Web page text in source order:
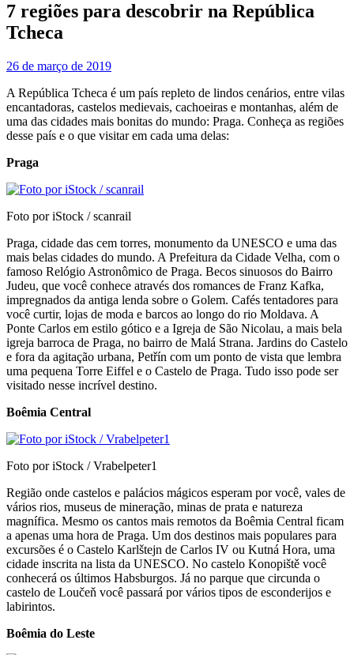
7 regiões para descobrir na República
Tcheca
26 de março de 2019
A República Tcheca é um país repleto de lindos cenários, entre vilas
encantadoras, castelos medievais, cachoeiras e montanhas, além de
uma das cidades mais bonitas do mundo: Praga. Conheça as regiões
desse país e o que visitar em cada uma delas:
Praga
Foto por iStock / scanrail
Praga, cidade das cem torres, monumento da UNESCO e uma das
mais belas cidades do mundo. A Prefeitura da Cidade Velha, com o
famoso Relógio Astronômico de Praga. Becos sinuosos do Bairro
Judeu, que você conhece através dos romances de Franz Kafka,
impregnados da antiga lenda sobre o Golem. Cafés tentadores para
você curtir, lojas de moda e barcos ao longo do rio Moldava. A
Ponte Carlos em estilo gótico e a Igreja de São Nicolau, a mais bela
igreja barroca de Praga, no bairro de Malá Strana. Jardins do Castelo
e fora da agitação urbana, Petřín com um ponto de vista que lembra
uma pequena Torre Eiffel e o Castelo de Praga. Tudo isso pode ser
visitado nesse incrível destino.
Boêmia Central
Foto por iStock / Vrabelpeter1
Região onde castelos e palácios mágicos esperam por você, vales de
vários rios, museus de mineração, minas de prata e natureza
magnífica. Mesmo os cantos mais remotos da Boêmia Central ficam
a apenas uma hora de Praga. Um dos destinos mais populares para
excursões é o Castelo Karlštejn de Carlos IV ou Kutná Hora, uma
cidade inscrita na lista da UNESCO. No castelo Konopiště você
conhecerá os últimos Habsburgos. Já no parque que circunda o
castelo de Loučeň você passará por vários tipos de esconderijos e
labirintos.
Boêmia do Leste